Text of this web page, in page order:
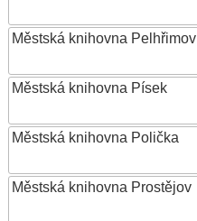
Městská knihovna Pelhřimov
Městská knihovna Písek
Městská knihovna Polička
Městská knihovna Prostějov